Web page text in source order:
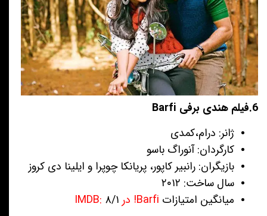
6.فیلم هندی برفی Barfi
ژانر: درام،‌کمدی
کارگردان: آنوراگ باسو
بازیگران: رانبیر کاپور، پریانکا چوپرا و ایلینا دی کروز
سال ساخت: ۲۰۱۲
میانگین امتیازات
۸/۱